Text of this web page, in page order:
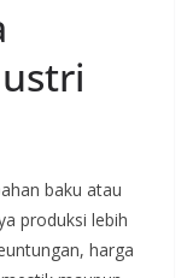
baku atau
produksi lebih
harga